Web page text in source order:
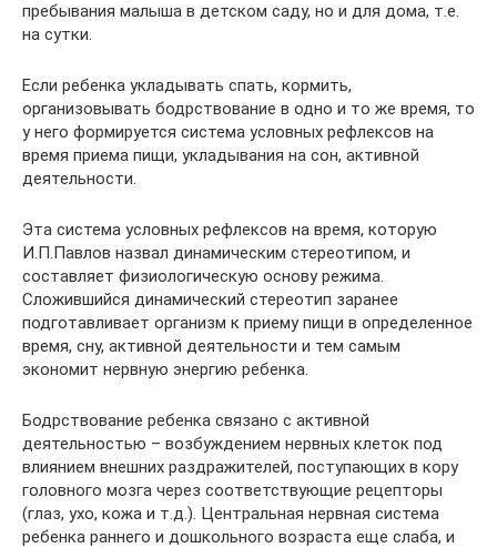
пребывания малыша в детском саду, но и для дома, т.е.
на сутки.
Если ребенка укладывать спать, кормить,
организовывать бодрствование в одно и то же время, то
у него формируется система условных рефлексов на
время приема пищи, укладывания на сон, активной
деятельности.
Эта система условных рефлексов на время, которую
И.П.Павлов назвал динамическим стереотипом, и
составляет физиологическую основу режима.
Сложившийся динамический стереотип заранее
подготавливает организм к приему пищи в определенное
время, сну, активной деятельности и тем самым
экономит нервную энергию ребенка.
Бодрствование ребенка связано с активной
деятельностью – возбуждением нервных клеток под
влиянием внешних раздражителей, поступающих в кору
головного мозга через соответствующие рецепторы
(глаз, ухо, кожа и т.д.). Центральная нервная система
ребенка раннего и дошкольного возраста еще слаба, и